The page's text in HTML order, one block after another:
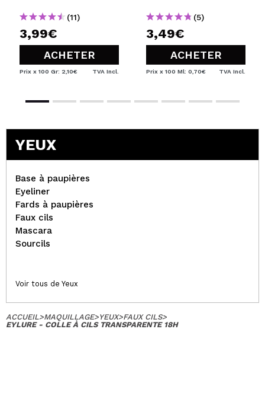
(11)
3,99€
ACHETER
Prix x 100 Gr: 2,10€ TVA Incl.
(5)
3,49€
ACHETER
Prix x 100 Ml: 0,70€ TVA Incl.
YEUX
Base à paupières
Eyeliner
Fards à paupières
Faux cils
Mascara
Sourcils
Voir tous de Yeux
ACCUEIL>MAQUILLAGE>YEUX>FAUX CILS>
EYLURE - COLLE À CILS TRANSPARENTE 18H